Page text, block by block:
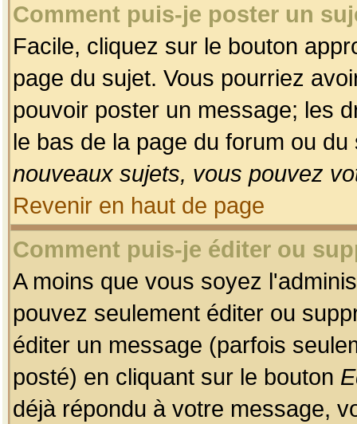
Comment puis-je poster un
Facile, cliquez sur le bouton
page du sujet. Vous pourriez
pouvoir poster un message; les
le bas de la page du forum ou
nouveaux sujets, vous pouvez
Revenir en haut de page
Comment puis-je éditer ou
A moins que vous soyez
pouvez seulement éditer ou
éditer un message (parfois
posté) en cliquant sur le bouton
déjà répondu à votre message,